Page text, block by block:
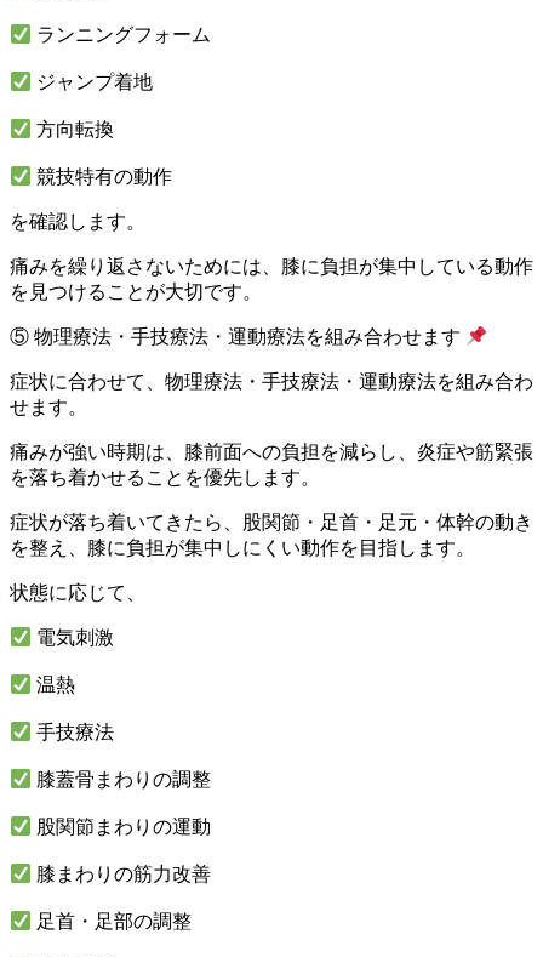
ランニングフォーム
ジャンプ着地
方向転換
競技特有の動作
を確認します。
痛みを繰り返さないためには、膝に負担が集中している動作
を見つけることが大切です。
⑤ 物理療法・手技療法・運動療法を組み合わせます
症状に合わせて、物理療法・手技療法・運動療法を組み合わ
せます。
痛みが強い時期は、膝前面への負担を減らし、炎症や筋緊張
を落ち着かせることを優先します。
症状が落ち着いてきたら、股関節・足首・足元・体幹の動き
を整え、膝に負担が集中しにくい動作を目指します。
状態に応じて、
電気刺激
温熱
手技療法
膝蓋骨まわりの調整
股関節まわりの運動
膝まわりの筋力改善
足首・足部の調整